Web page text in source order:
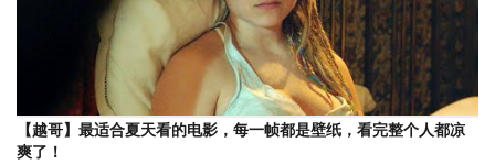
【越哥】最适合夏天看的电影，每一帧都是壁纸，看完整个人都凉
爽了！